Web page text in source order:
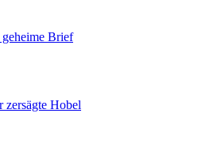
Brief
zersägte Hobel